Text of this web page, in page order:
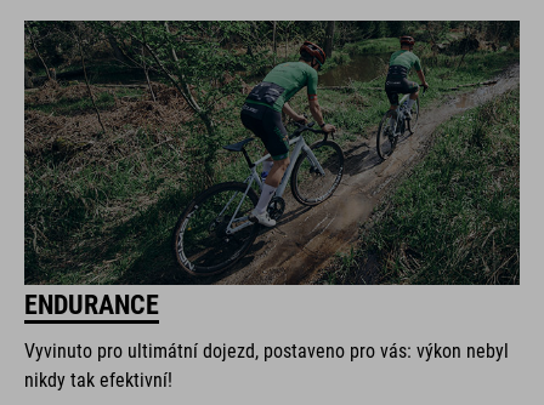
ENDURANCE
Vyvinuto pro ultimátní dojezd, postaveno pro vás: výkon nebyl
nikdy tak efektivní!